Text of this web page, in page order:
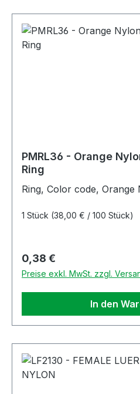
PMRL36 - Orange
Ring
Ring, Color code, Orange
1 Stück (38,00 € / 100 Stück)
Regulärer Preis:
0,38 €
Preise exkl. MwSt. zzgl.
In den